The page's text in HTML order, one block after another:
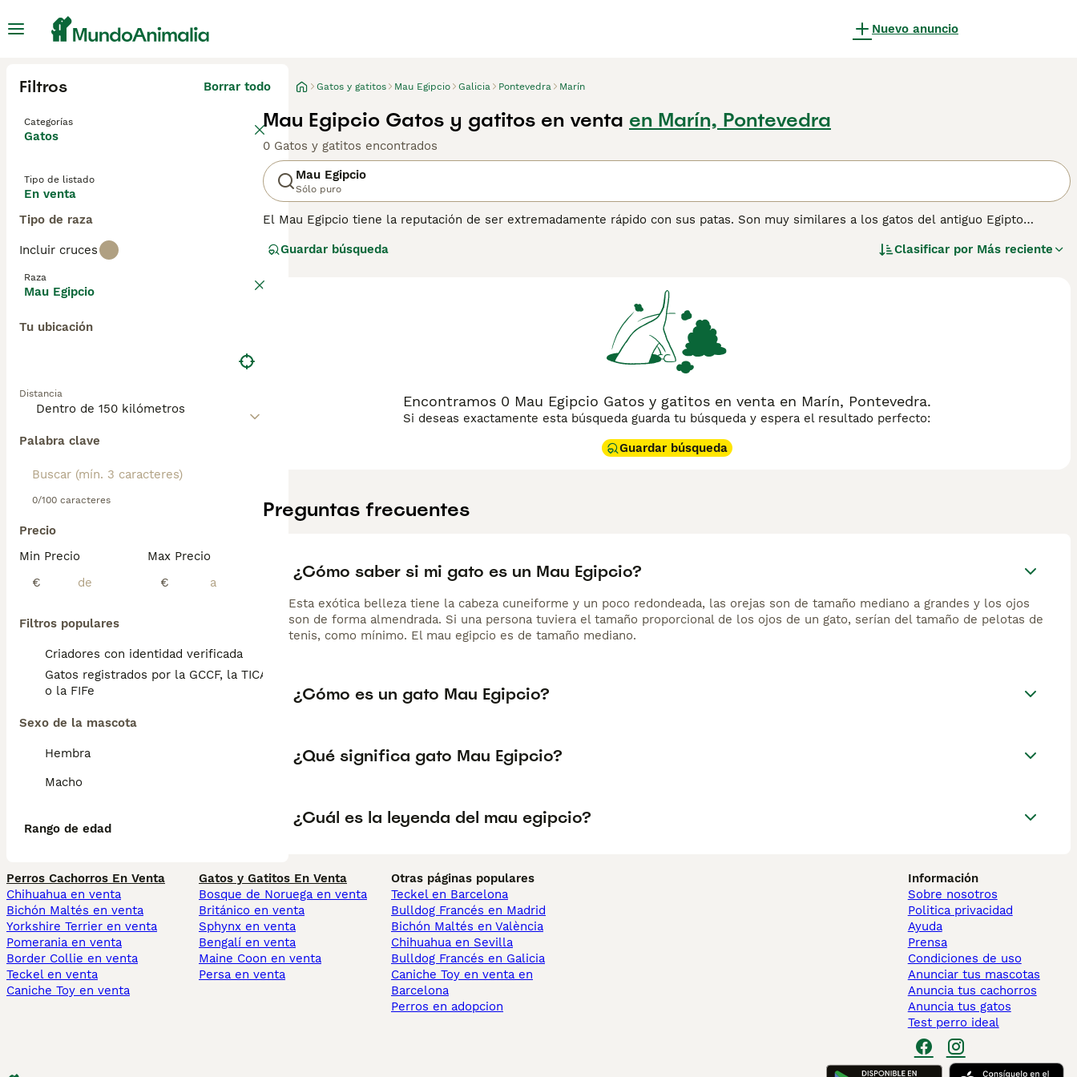
Nuevo anuncio
Filtros Borrar todo
Categorías
Gatos
Tipo de listado
En venta
Tipo de raza
Incluir cruces
Raza
Mau Egipcio
Tu ubicación
Distancia
Palabra clave
0/100 caracteres
Precio
Min Precio
€
Max Precio
€
Filtros populares
Criadores con identidad verificada
Gatos registrados por la GCCF, la TICA
o la FIFe
Sexo de la mascota
Hembra
Macho
Rango de edad
Gatos y gatitos Mau Egipcio Galicia Pontevedra Marín
Mau Egipcio Gatos y gatitos en venta en Marín, Pontevedra
0 Gatos y gatitos encontrados
Mau Egipcio
Sólo puro
El Mau Egipcio tiene la reputación de ser extremadamente rápido con sus patas. Son muy similares a los gatos del antiguo Egipto
kilómetros por hora. Y no solo eso, sus patas traseras largas y musculosas le permiten al Mau Egipcio saltar a grandes alturas con mayor
Egipcio se ha convertido en un compañero popular, llegando a los corazones y hogares de muchas personas en España y en otras partes
para obtener información sobre esta raza de gato.
Guardar búsqueda Clasificar por Más reciente
Encontramos 0 Mau Egipcio Gatos y gatitos en venta en Marín, Pontevedra.
Si deseas exactamente esta búsqueda guarda tu búsqueda y espera el resultado perfecto:
Guardar búsqueda
Preguntas frecuentes
¿Cómo saber si mi gato es un Mau Egipcio?
Esta exótica belleza tiene la cabeza cuneiforme y un poco redondeada, las orejas son de tamaño mediano a grandes y los ojos
son de forma almendrada. Si una persona tuviera el tamaño proporcional de los ojos de un gato, serían del tamaño de pelotas de
tenis, como mínimo. El mau egipcio es de tamaño mediano.
¿Cómo es un gato Mau Egipcio?
¿Qué significa gato Mau Egipcio?
¿Cuál es la leyenda del mau egipcio?
Perros Cachorros En Venta
Chihuahua en venta
Bichón Maltés en venta
Yorkshire Terrier en venta
Pomerania en venta
Border Collie en venta
Teckel en venta
Caniche Toy en venta
Gatos y Gatitos En Venta
Bosque de Noruega en venta
Británico en venta
Sphynx en venta
Bengalí en venta
Maine Coon en venta
Persa en venta
Otras páginas populares
Teckel en Barcelona
Bulldog Francés en Madrid
Bichón Maltés en València
Chihuahua en Sevilla
Bulldog Francés en Galicia
Caniche Toy en venta en
Barcelona
Perros en adopcion
Información
Sobre nosotros
Politica privacidad
Ayuda
Prensa
Condiciones de uso
Anunciar tus mascotas
Anuncia tus cachorros
Anuncia tus gatos
Test perro ideal